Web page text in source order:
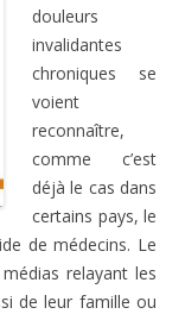
douleurs
invalidantes
chroniques se
voient
reconnaître,
comme c’est
déjà le cas dans
certains pays, le
de médecins. Le
relayant les
de leur famille ou